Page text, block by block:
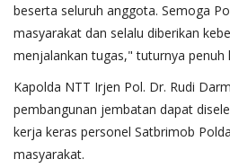
beserta seluruh anggota. Semoga
masyarakat dan selalu diberikan
menjalankan tugas," tuturnya penuh
Kapolda NTT Irjen Pol. Dr. Rudi
pembangunan jembatan dapat
kerja keras personel Satbrimob
masyarakat.